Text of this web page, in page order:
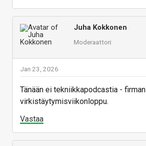
Juha Kokkonen
Moderaattori
Jan 23, 2026
Tänään ei tekniikkapodcastia - firman
virkistäytymisviikonloppu.
Vastaa